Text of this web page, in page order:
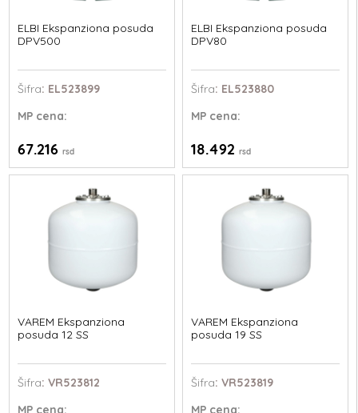
ELBI Ekspanziona posuda
DPV500
Šifra: EL523899
MP cena:
67.216rsd
ELBI Ekspanziona posuda
DPV80
Šifra: EL523880
MPcena:
18.492 rsd
VAREM Ekspanziona
posuda 12 SS
Šifra: VR523812
MP cena:
VAREM Ekspanziona
posuda 19 SS
Šifra: VR523819
MPcena: